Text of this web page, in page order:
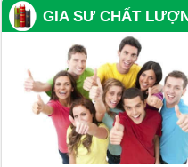
GIA SƯ CHẤT